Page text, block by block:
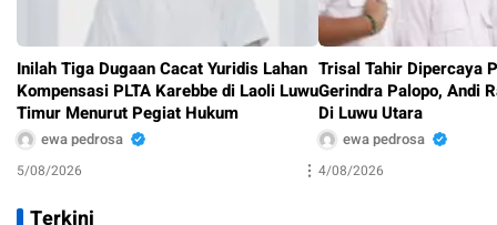
Inilah Tiga Dugaan Cacat Yuridis Lahan
Kompensasi PLTA Karebbe di Laoli Luwu
Timur Menurut Pegiat Hukum
ewa pedrosa
5/08/2026
Trisal Tahir Dipercaya
Gerindra Palopo, Andi
Di Luwu Utara
ewa pedrosa
4/08/2026
Terkini